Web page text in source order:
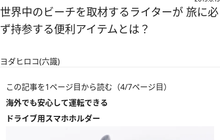
世界中のビーチを取材するライターが 旅に必
ず持参する便利アイテムとは？
ヨダヒロコ(六識)
この記事を1ページ目から読む（4/7ページ目）
海外でも安心して運転できる
ドライブ用スマホホルダー